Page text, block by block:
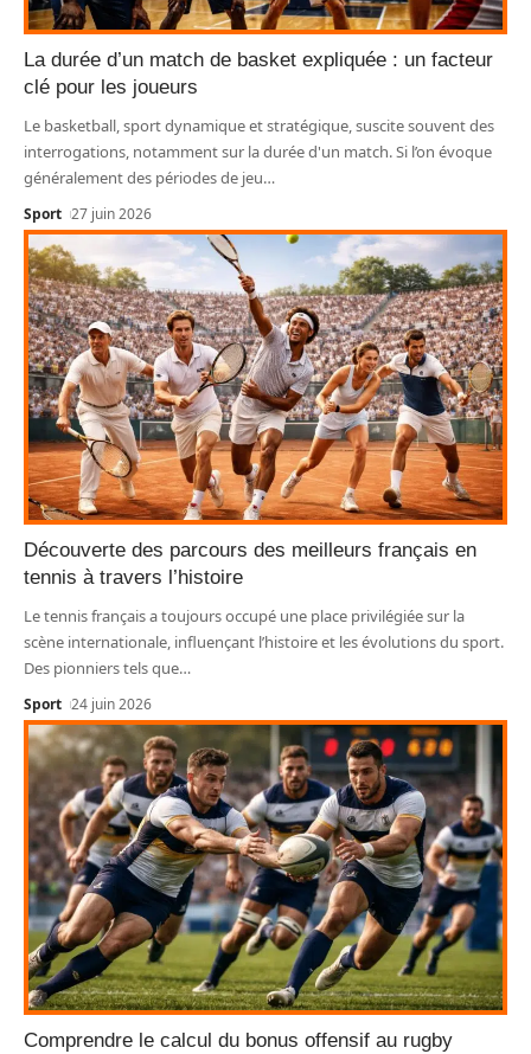
La durée d’un match de basket expliquée : un facteur
clé pour les joueurs
Le basketball, sport dynamique et stratégique, suscite souvent des
interrogations, notamment sur la durée d'un match. Si l’on évoque
généralement des périodes de jeu…
Sport 27 juin 2026
Découverte des parcours des meilleurs français en
tennis à travers l’histoire
Le tennis français a toujours occupé une place privilégiée sur la
scène internationale, influençant l’histoire et les évolutions du sport.
Des pionniers tels que…
Sport 24 juin 2026
Comprendre le calcul du bonus offensif au rugby